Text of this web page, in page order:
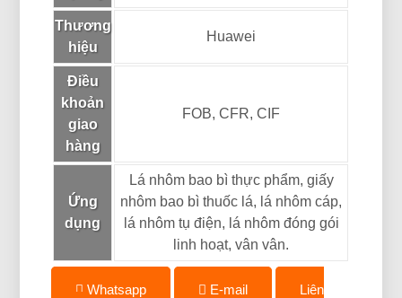
Thương
hiệu
Huawei
Điều
khoản
giao
hàng
FOB, CFR, CIF
Ứng
dụng
Lá nhôm bao bì thực phẩm, giấy
nhôm bao bì thuốc lá, lá nhôm cáp,
lá nhôm tụ điện, lá nhôm đóng gói
linh hoạt, vân vân.
Whatsapp E-mail
Liên